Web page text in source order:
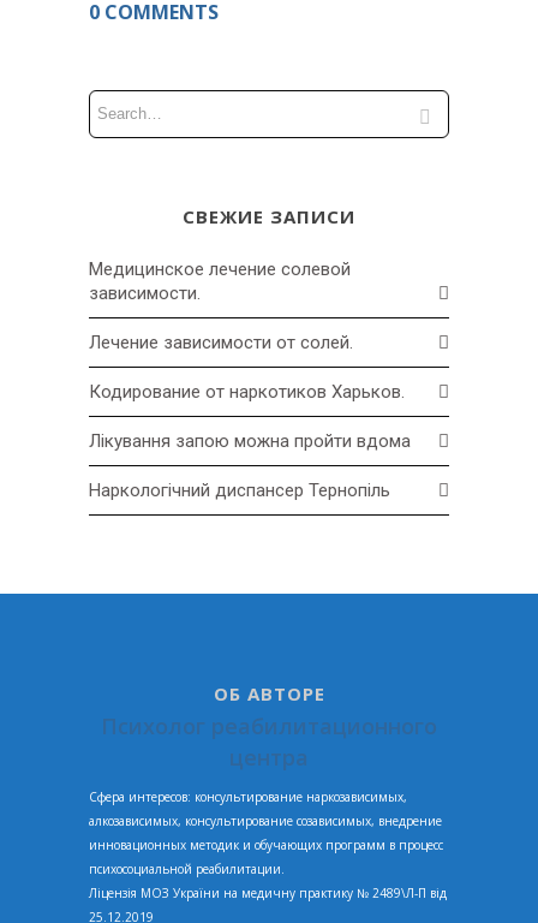
0 COMMENTS
СВЕЖИЕ ЗАПИСИ
Медицинское лечение солевой
зависимости.
Лечение зависимости от солей.
Кодирование от наркотиков Харьков.
Лікування запою можна пройти вдома
Наркологічний диспансер Тернопіль
ОБ АВТОРЕ
Психолог реабилитационного
центра
Сфера интересов: консультирование наркозависимых,
алкозависимых, консультирование созависимых, внедрение
инновационных методик и обучающих программ в процесс
психосоциальной реабилитации.
Ліцензія МОЗ України на медичну практику № 2489\Л-П від
25.12.2019